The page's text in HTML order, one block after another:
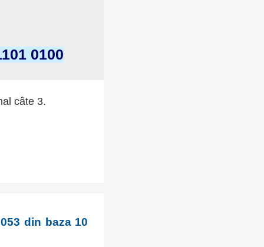
0100
câte 3.
din baza 10